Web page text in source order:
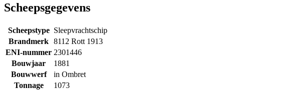
Scheepsgegevens
Scheepstype Sleepvrachtschip
Brandmerk 8112 Rott 1913
ENI-nummer 2301446
Bouwjaar
1881
Bouwwerf
in Ombret
Tonnage
1073